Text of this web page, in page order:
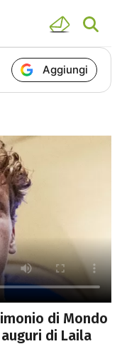
Aggiungi
di Mondo
di Laila